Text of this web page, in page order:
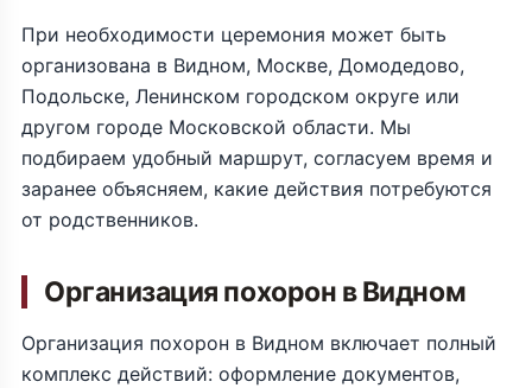
При необходимости церемония может быть
организована в Видном, Москве, Домодедово,
Подольске, Ленинском городском округе или
другом городе Московской области. Мы
подбираем удобный маршрут, согласуем время и
заранее объясняем, какие действия потребуются
от родственников.
Организация похорон в Видном
Организация похорон в Видном включает полный
комплекс действий: оформление документов,